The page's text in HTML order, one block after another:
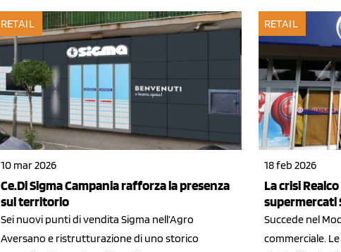
RETAIL
10 mar 2026
Ce.Di Sigma Campania rafforza la presenza
sul territorio
Sei nuovi punti di vendita Sigma nell’Agro
Aversano e ristrutturazione di uno storico
RETAIL
18 feb 2026
La crisi
supermercati
Succede nel
commerciale.